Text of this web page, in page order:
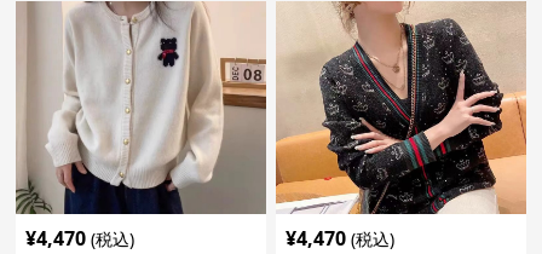
¥4,470 (税込) ¥4,470 (税込)